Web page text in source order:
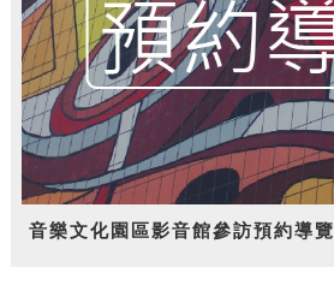
音樂文化園區影音館參訪預約導覽